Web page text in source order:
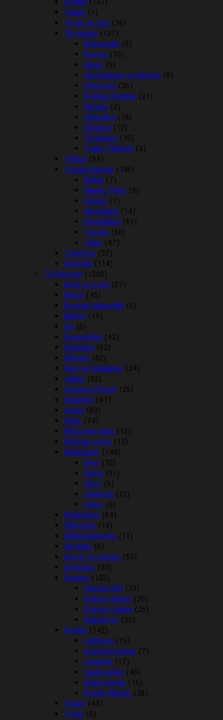
Strigler (151)
Tasker (1)
Til sår og muk (26)
Til stalden (127)
Boksgardin (5)
Diverse (10)
Hager (5)
Hesteklipper og tilbehør (8)
Hønet mv (26)
Krybber/Spande (21)
Mordax (2)
Opbinding (18)
Ophæng (12)
Til Boksen (10)
Trailer Tilbehør (3)
Tilskud (54)
Trenser/kandar (196)
Bidløs (7)
Hjælpe Tøjler (8)
Kandar (7)
Næsebånd (14)
Pandebånd (51)
Trenser (60)
Tøjler (47)
Træktove (37)
Underlag (114)
Til Rytteren (1200)
Back on track (27)
Bluser (45)
Brocher/slipsenåle (5)
Bælter (19)
Div (5)
Gaveartikler (42)
Handsker (52)
Hårpynt (52)
Huer og tørklæder (24)
Jakker (52)
Kramme Ponyer (25)
Kæphest (47)
Outlet (83)
Piske (74)
Plastroner/slips (12)
Reflexer og lys (13)
Ridebukser (149)
Børn (32)
Dame (91)
Herre (6)
Jodhpurs (12)
Vinter (6)
Ridehjelme (64)
Rideveste (15)
Sikkerhedsveste (11)
Smykker (6)
Sporer og remme (50)
Strømper (33)
Stævne (102)
Fletning MV (33)
Stævne Bluser (20)
Stævne Jakker (25)
Stævne nr. (20)
Støvler (142)
Jodhpurs (15)
Kunststof lange (7)
Leggings (17)
Læder lange (46)
Stald Støvler (16)
Støvle tilbehør (38)
Tasker (43)
Trøjer (8)